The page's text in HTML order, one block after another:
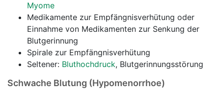
Myome
Medikamente zur Empfängnisverhütung oder
Einnahme von Medikamenten zur Senkung der
Blutgerinnung
Spirale zur Empfängnisverhütung
Seltener: Bluthochdruck, Blutgerinnungsstörung
Schwache Blutung (Hypomenorrhoe)